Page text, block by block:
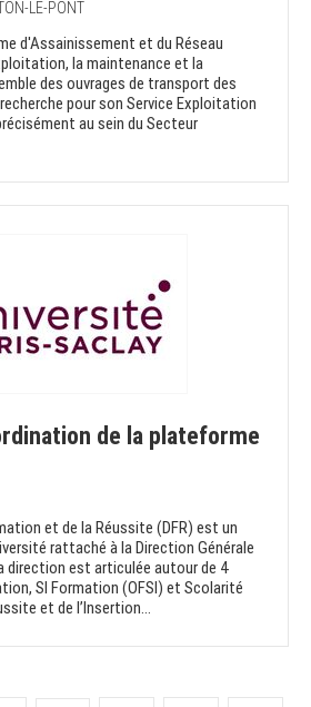
LE-PONT
d'Assainissement et du Réseau
la maintenance et la
des ouvrages de transport des
pour son Service Exploitation
au sein du Secteur
de la plateforme
et de la Réussite (DFR) est un
rattaché à la Direction Générale
direction est articulée autour de 4
SI Formation (OFSI) et Scolarité
et de l’Insertion...